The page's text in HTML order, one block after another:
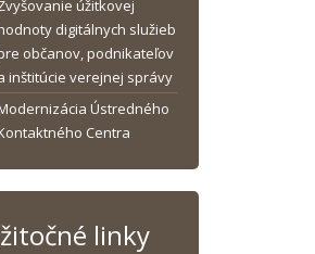
úžitkovej
digitálnych služieb
občanov, podnikateľov
inštitúcie verejnej správy
Ústredného
Centra
linky